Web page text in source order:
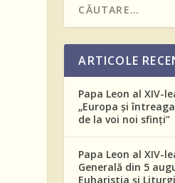
ARTICOLE
Papa Leon al XIV-
„Europa și
de la voi noi sfinți”
Papa Leon al XIV-
Generală din 5
Euharistia și